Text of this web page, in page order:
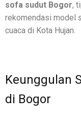
sofa sudut Bogor,
rekomendasi model
cuaca di Kota Hujan.
Keunggulan
di Bogor